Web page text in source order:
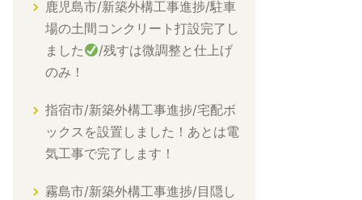
鹿児島市/新築外構工事進捗/駐車
場の土間コンクリート打設完了し
ました
/残すは微調整と仕上げ
のみ！
指宿市/新築外構工事進捗/宅配ボ
ックスを設置しました！あとは電
気工事で完了します！
霧島市/新築外構工事進捗/目隠し